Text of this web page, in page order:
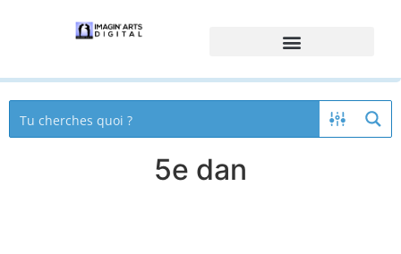
5e dan